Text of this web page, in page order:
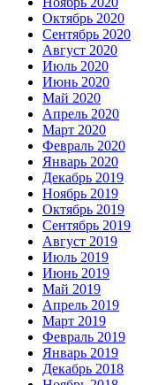
Октябрь 2020
Сентябрь 2020
Август 2020
Июль 2020
Июнь 2020
Май 2020
Апрель 2020
Март 2020
Февраль 2020
Январь 2020
Декабрь 2019
Ноябрь 2019
Октябрь 2019
Сентябрь 2019
Август 2019
Июль 2019
Июнь 2019
Май 2019
Апрель 2019
Март 2019
Февраль 2019
Январь 2019
Декабрь 2018